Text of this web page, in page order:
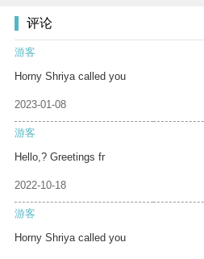
评论
游客
Horny Shriya called you
2023-01-08
游客
Hello,? Greetings fr
2022-10-18
游客
Horny Shriya called you